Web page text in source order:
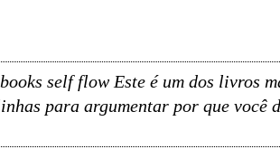
self flow Este é um dos livros
para argumentar por que você